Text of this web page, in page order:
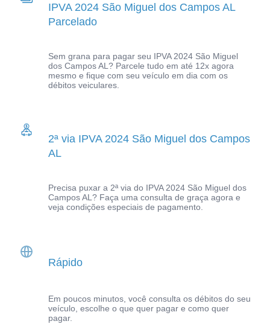
IPVA 2024 São Miguel dos Campos AL
Parcelado
Sem grana para pagar seu IPVA 2024 São Miguel
dos Campos AL? Parcele tudo em até 12x agora
mesmo e fique com seu veículo em dia com os
débitos veiculares.
2ª via IPVA 2024 São Miguel dos Campos
AL
Precisa puxar a 2ª via do IPVA 2024 São Miguel dos
Campos AL? Faça uma consulta de graça agora e
veja condições especiais de pagamento.
Rápido
Em poucos minutos, você consulta os débitos do seu
veículo, escolhe o que quer pagar e como quer
pagar.